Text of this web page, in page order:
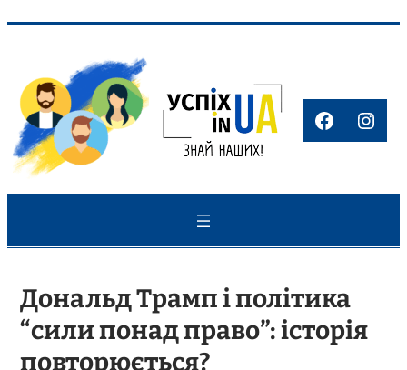
вмісту
Дональд Трамп і політика
“сили понад право”: історія
повторюється?